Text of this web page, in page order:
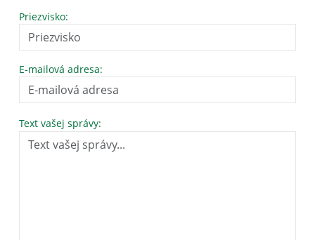
Priezvisko:
E-mailová adresa:
Text vašej správy: